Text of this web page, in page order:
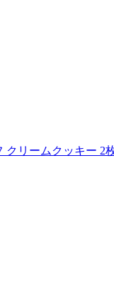
クリームクッキー 2